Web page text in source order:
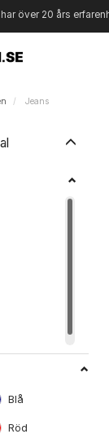
har över 20 års
Jeans
Blå
Röd